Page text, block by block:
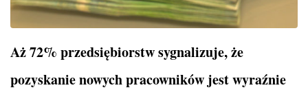
Aż 72% przedsiębiorstw sygnalizuje, że
pozyskanie nowych pracowników jest wyraźnie